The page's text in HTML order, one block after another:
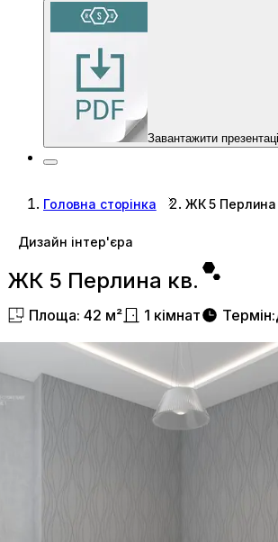
Завантажити
Головна сторінка ЖК 5 Перлина
Дизайн інтер'єра
ЖК 5 Перлина кв.
Площа: 42 м² 1 кімнат Термін: